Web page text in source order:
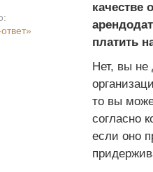
качестве
платить
Нет, вы не
то вы
согласно
если оно